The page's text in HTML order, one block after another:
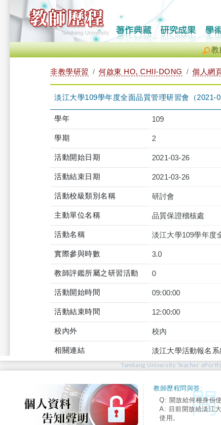
教
非教學研習 何啟東 HO, CHII-DONG 個人網
淡江大學109學年度全面品質管理研習會（2021-
學年 109
學期 2
活動開始日期 2021-03-26
活動結束日期 2021-03-26
活動校級類別名稱 研討會
主動單位名稱 品質保證稽核處
活動名稱 淡江大學109學年度
實際參與時數 3.0
教師評鑑所屬之研習活動 0
活動開始時間 09:00:00
活動結束時間 12:00:00
校內外 校內
相關連結 淡江大學活動報名
Tamkang University Teacher
教師歷程問與答:
Q: 開放給何種身份
A: 目前開放給淡江
使用。